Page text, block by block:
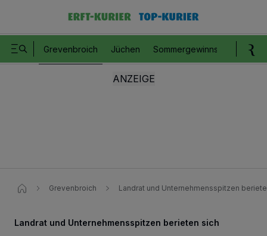
Grevenbroich Jüchen Sommergewinnspiel
Grevenbroich Landrat und Unternehmensspitzen
Landrat und Unternehmensspitzen berieten sich